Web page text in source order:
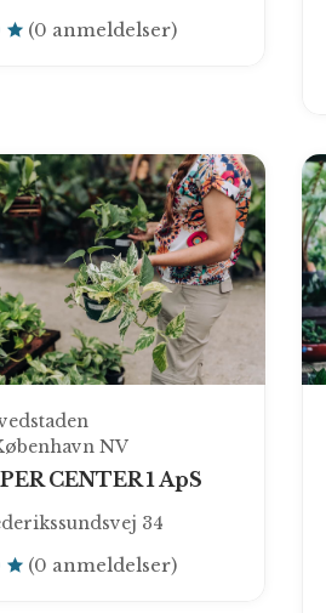
(0 anmeldelser)
NV
CENTER 1 ApS
34
(0 anmeldelser)